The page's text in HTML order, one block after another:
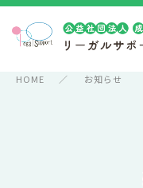
HOME お知らせ